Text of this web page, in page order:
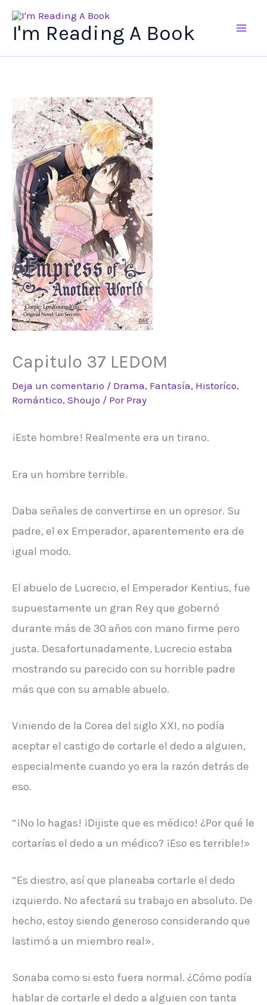
I'm Reading A Book
Capitulo 37 LEDOM
Deja un comentario / Drama, Fantasía, Historíco,
Romántico, Shoujo / Por Pray
¡Este hombre! Realmente era un tirano.
Era un hombre terrible.
Daba señales de convertirse en un opresor. Su
padre, el ex Emperador, aparentemente era de
igual modo.
El abuelo de Lucrecio, el Emperador Kentius, fue
supuestamente un gran Rey que gobernó
durante más de 30 años con mano firme pero
justa. Desafortunadamente, Lucrecio estaba
mostrando su parecido con su horrible padre
más que con su amable abuelo.
Viniendo de la Corea del siglo XXI, no podía
aceptar el castigo de cortarle el dedo a alguien,
especialmente cuando yo era la razón detrás de
eso.
“¡No lo hagas! ¡Dijiste que es médico! ¿Por qué le
cortarías el dedo a un médico? ¡Eso es terrible!»
“Es diestro, así que planeaba cortarle el dedo
izquierdo. No afectará su trabajo en absoluto. De
hecho, estoy siendo generoso considerando que
lastimó a un miembro real».
Sonaba como si esto fuera normal. ¿Cómo podía
hablar de cortarle el dedo a alguien con tanta